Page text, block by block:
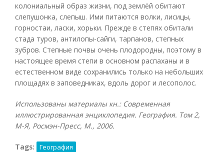
колониальный образ жизни, под землёй обитают
слепушонка, слепыш. Ими питаются волки, лисицы,
горностаи, ласки, хорьки. Прежде в степях обитали
стада туров, антилопы-сайги, тарпанов, степных
зубров. Степные почвы очень плодородны, поэтому в
настоящее время степи в основном распаханы и в
естественном виде сохранились только на небольших
площадях в заповедниках, вдоль дорог и лесополос.
Использованы материалы кн.: Современная
иллюстрированная энциклопедия. География. Том 2,
М-Я, Росмэн-Пресс, М., 2006.
Tags: География